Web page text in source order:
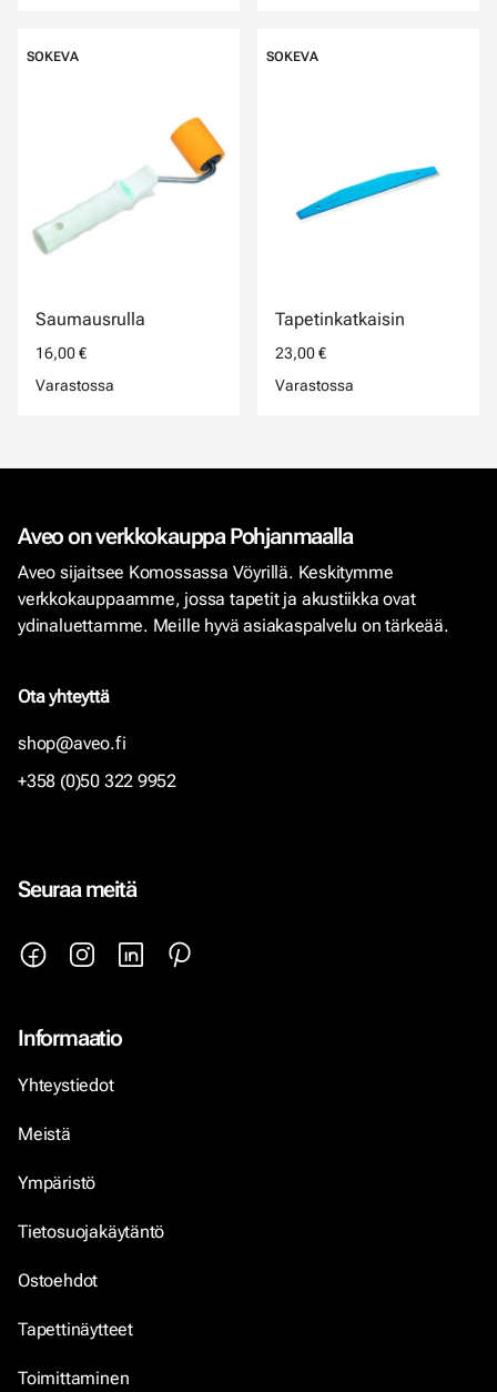
SOKEVA
Saumausrulla
16,00 €
Varastossa
SOKEVA
Tapetinkatkaisin
23,00 €
Varastossa
Aveo on verkkokauppa Pohjanmaalla
Aveo sijaitsee Komossassa Vöyrillä. Keskitymme
verkkokauppaamme, jossa tapetit ja akustiikka ovat
ydinaluettamme. Meille hyvä asiakaspalvelu on tärkeää.
Ota yhteyttä
shop@aveo.fi
+358 (0)50 322 9952
Seuraa meitä
Informaatio
Yhteystiedot
Meistä
Ympäristö
Tietosuojakäytäntö
Ostoehdot
Tapettinäytteet
Toimittaminen